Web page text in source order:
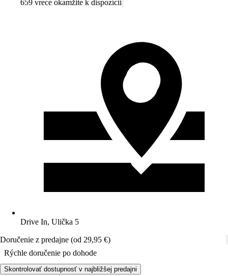
659 vrece okamžite k dispozícii
Drive In, Ulička 5
Doručenie z predajne (od 29,95 €)
Rýchle doručenie po dohode
Skontrolovať dostupnosť v najbližšej predajni